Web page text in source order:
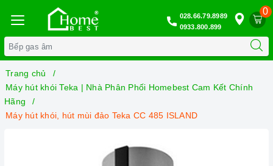
0
028.66.79.8989
0933.800.899
Trang chủ
Máy hút khói Teka | Nhà Phân Phối Homebest Cam Kết Chính
Hãng
Máy hút khói, hút mùi đảo Teka CC 485 ISLAND